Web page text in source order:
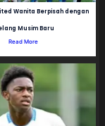
Wanita Berpisah dengan
Musim Baru
Read More